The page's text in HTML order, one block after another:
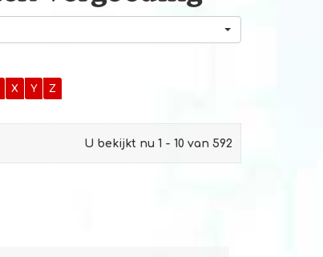
X Y Z
U bekijkt nu 1 - 10 van 592